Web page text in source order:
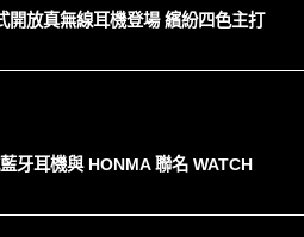
放真無線耳機登場 繽紛四色主打
牙耳機與 HONMA 聯名 WATCH